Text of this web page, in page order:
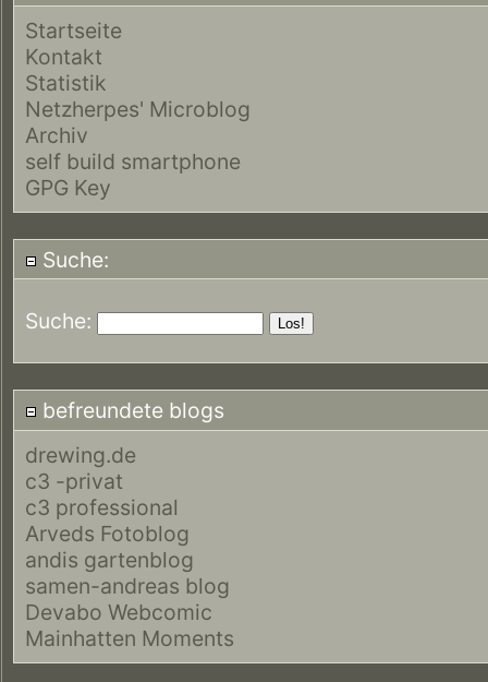
Startseite
Kontakt
Statistik
Netzherpes' Microblog
Archiv
self build smartphone
GPG Key
Suche:
Suche:
befreundete blogs
drewing.de
c3 -privat
c3 professional
Arveds Fotoblog
andis gartenblog
samen-andreas blog
Devabo Webcomic
Mainhatten Moments